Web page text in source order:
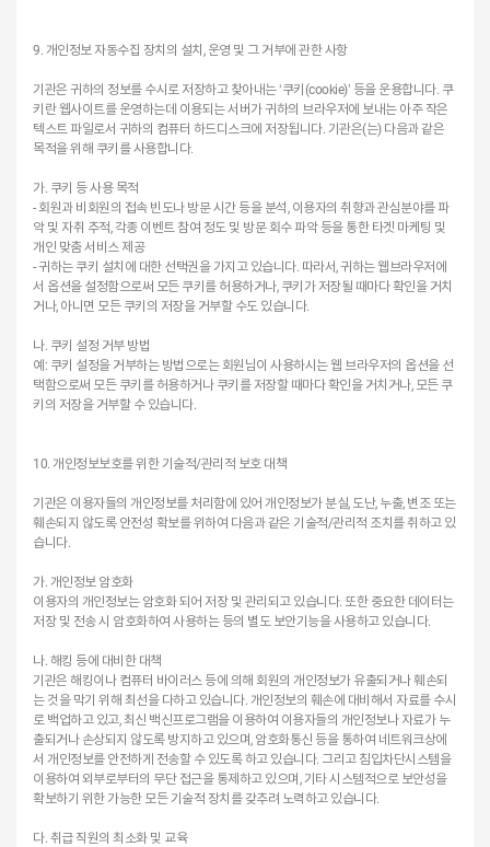
9. 개인정보 자동수집 장치의 설치, 운영 및 그 거부에 관한 사항
기관은 귀하의 정보를 수시로 저장하고 찾아내는 ‘쿠키(cookie)’ 등을 운용합니다. 쿠
키란 웹사이트를 운영하는데 이용되는 서버가 귀하의 브라우저에 보내는 아주 작은
텍스트 파일로서 귀하의 컴퓨터 하드디스크에 저장됩니다. 기관은(는) 다음과 같은
목적을 위해 쿠키를 사용합니다.
가. 쿠키 등 사용 목적
- 회원과 비회원의 접속 빈도나 방문 시간 등을 분석, 이용자의 취향과 관심분야를 파
악 및 자취 추적, 각종 이벤트 참여 정도 및 방문 회수 파악 등을 통한 타겟 마케팅 및
개인 맞춤 서비스 제공
- 귀하는 쿠키 설치에 대한 선택권을 가지고 있습니다. 따라서, 귀하는 웹브라우저에
서 옵션을 설정함으로써 모든 쿠키를 허용하거나, 쿠키가 저장될 때마다 확인을 거치
거나, 아니면 모든 쿠키의 저장을 거부할 수도 있습니다.
나. 쿠키 설정 거부 방법
예: 쿠키 설정을 거부하는 방법으로는 회원님이 사용하시는 웹 브라우저의 옵션을 선
택함으로써 모든 쿠키를 허용하거나 쿠키를 저장할 때마다 확인을 거치거나, 모든 쿠
키의 저장을 거부할 수 있습니다.
10. 개인정보보호를 위한 기술적/관리적 보호 대책
기관은 이용자들의 개인정보를 처리함에 있어 개인정보가 분실, 도난, 누출, 변조 또는
훼손되지 않도록 안전성 확보를 위하여 다음과 같은 기술적/관리적 조치를 취하고 있
습니다.
가. 개인정보 암호화
이용자의 개인정보는 암호화 되어 저장 및 관리되고 있습니다. 또한 중요한 데이터는
저장 및 전송 시 암호화하여 사용하는 등의 별도 보안기능을 사용하고 있습니다.
나. 해킹 등에 대비한 대책
기관은 해킹이나 컴퓨터 바이러스 등에 의해 회원의 개인정보가 유출되거나 훼손되
는 것을 막기 위해 최선을 다하고 있습니다. 개인정보의 훼손에 대비해서 자료를 수시
로 백업하고 있고, 최신 백신프로그램을 이용하여 이용자들의 개인정보나 자료가 누
출되거나 손상되지 않도록 방지하고 있으며, 암호화통신 등을 통하여 네트워크상에
서 개인정보를 안전하게 전송할 수 있도록 하고 있습니다. 그리고 침입차단시스템을
이용하여 외부로부터의 무단 접근을 통제하고 있으며, 기타 시스템적으로 보안성을
확보하기 위한 가능한 모든 기술적 장치를 갖추려 노력하고 있습니다.
다. 취급 직원의 최소화 및 교육